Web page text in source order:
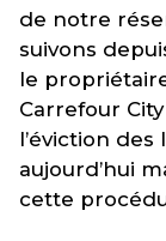
de notre
suivons
le
Carrefour
l’éviction
aujourd’hui
cette